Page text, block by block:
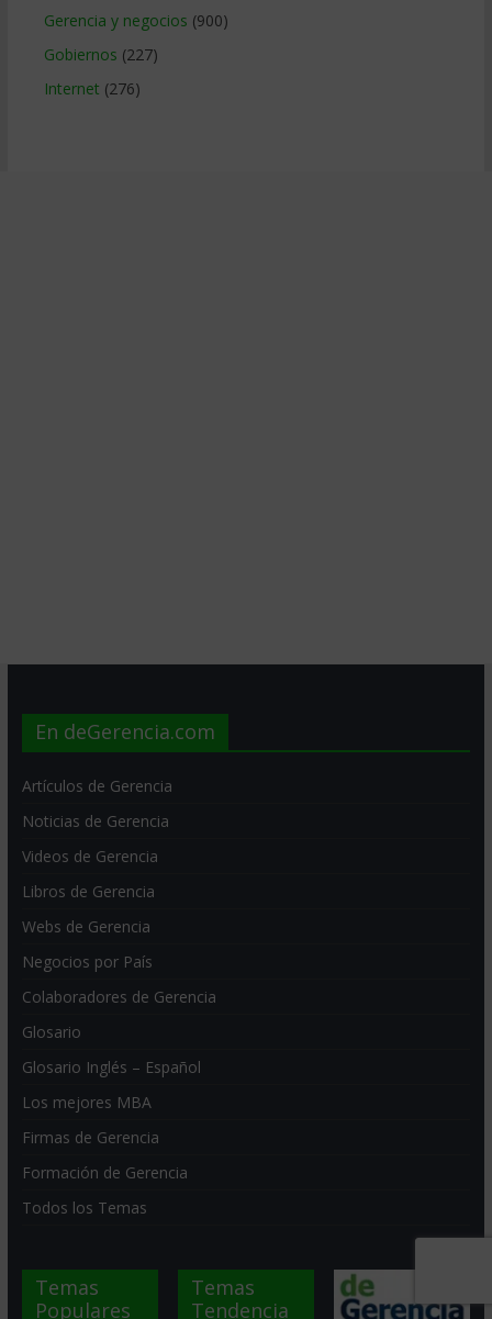
Gerencia y negocios (900)
Gobiernos (227)
Internet (276)
En deGerencia.com
Artículos de Gerencia
Noticias de Gerencia
Videos de Gerencia
Libros de Gerencia
Webs de Gerencia
Negocios por País
Colaboradores de Gerencia
Glosario
Glosario Inglés – Español
Los mejores MBA
Firmas de Gerencia
Formación de Gerencia
Todos los Temas
Temas
Populares
Temas
Tendencia